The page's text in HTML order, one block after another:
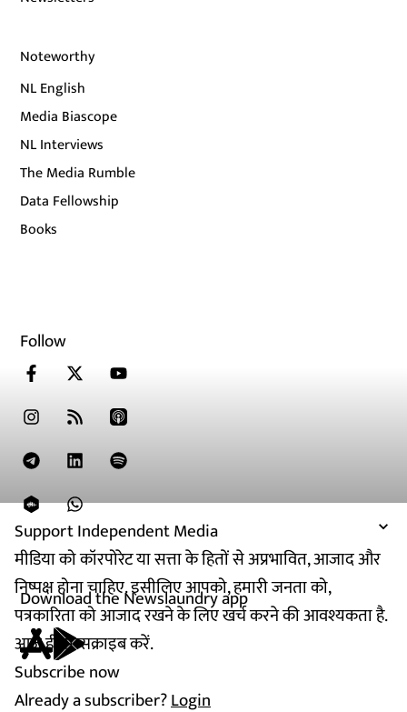
Support Independent Media
मीडिया को कॉरपोरेट या सत्ता के हितों से अप्रभावित, आजाद और
निष्पक्ष होना चाहिए. इसीलिए आपको, हमारी जनता को,
पत्रकारिता को आजाद रखने के लिए खर्च करने की आवश्यकता है.
आज ही सब्सक्राइब करें.
Subscribe now
Already a subscriber?Login
Noteworthy
NL English
Media Biascope
NL Interviews
The Media Rumble
Data Fellowship
Books
Follow
Download the Newslaundry app